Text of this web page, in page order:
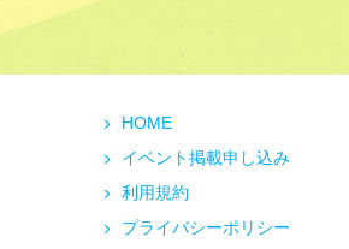
HOME
イベント掲載申し込み
利用規約
プライバシーポリシー